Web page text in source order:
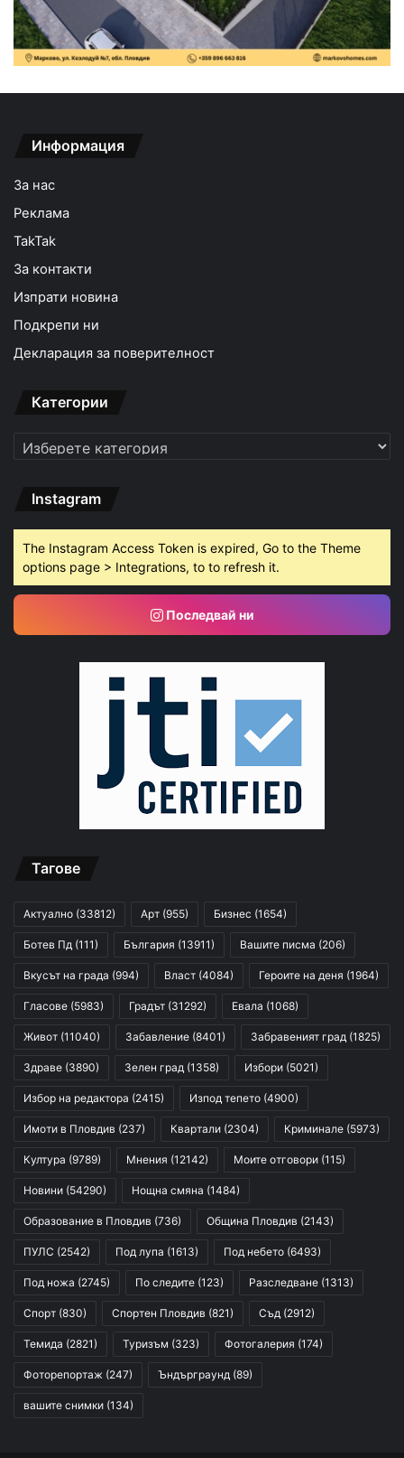
Информация
За нас
Реклама
TakTak
За контакти
Изпрати новина
Подкрепи ни
Декларация за поверителност
Категории
Категории
Instagram
The Instagram Access Token is expired, Go to the Theme
options page > Integrations, to to refresh it.
Последвай ни
Тагове
Актуално (33812) Арт (955) Бизнес (1654)
Ботев Пд (111) България (13911) Вашите писма (206)
Вкусът на града (994) Власт (4084) Героите на деня (1964)
Гласове (5983) Градът (31292) Евала (1068)
Живот (11040) Забавление (8401) Забравеният град (1825)
Здраве (3890) Зелен град (1358) Избори (5021)
Избор на редактора (2415) Изпод тепето (4900)
Имоти в Пловдив (237) Квартали (2304) Криминале (5973)
Култура (9789) Мнения (12142) Моите отговори (115)
Новини (54290) Нощна смяна (1484)
Образование в Пловдив (736) Община Пловдив (2143)
ПУЛС (2542) Под лупа (1613) Под небето (6493)
Под ножа (2745) По следите (123) Разследване (1313)
Спорт (830) Спортен Пловдив (821) Съд (2912)
Темида (2821) Туризъм (323) Фотогалерия (174)
Фоторепортаж (247) Ъндърграунд (89)
вашите снимки (134)